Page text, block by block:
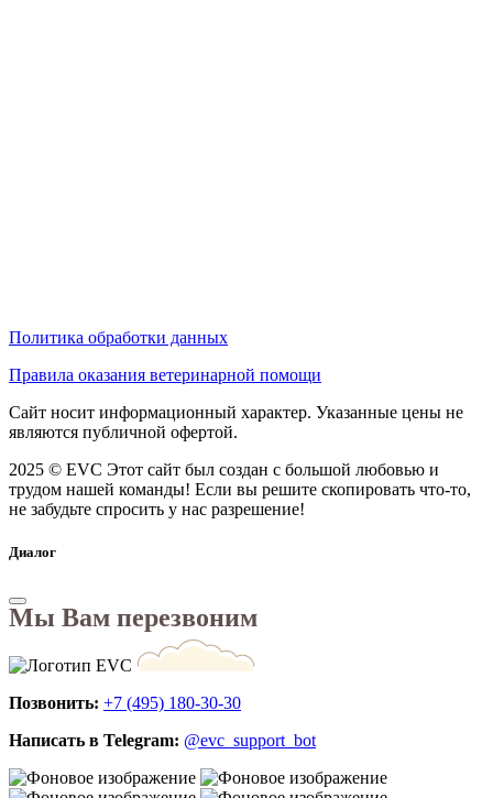
Политика обработки данных
Правила оказания ветеринарной помощи
Сайт носит информационный характер. Указанные цены не
являются публичной офертой.
2025 © EVC Этот сайт был создан с большой любовью и
трудом нашей команды! Если вы решите скопировать что-то,
не забудьте спросить у нас разрешение!
Диалог
Мы Вам перезвоним
Позвонить: +7 (495) 180-30-30
Написать в Telegram: @evc_support_bot